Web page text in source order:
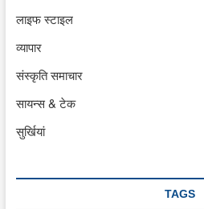
लाइफ स्टाइल
व्यापार
संस्कृति समाचार
सायन्स & टेक
सुर्खियां
TAGS